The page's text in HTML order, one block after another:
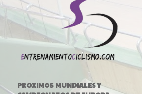
PROXIMOS MUNDIALES Y